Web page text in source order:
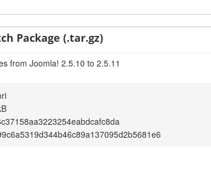
Package (.tar.gz)
from Joomla! 2.5.10 to 2.5.11